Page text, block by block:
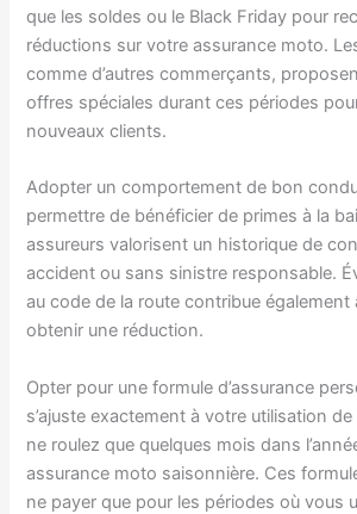
que les soldes ou le Black Friday pour
réductions sur votre assurance moto.
comme d’autres commerçants,
offres spéciales durant ces périodes
nouveaux clients.
Adopter un comportement de bon
permettre de bénéficier de primes à la
assureurs valorisent un historique de
accident ou sans sinistre responsable.
au code de la route contribue également
obtenir une réduction.
Opter pour une formule d’assurance
s’ajuste exactement à votre utilisation
ne roulez que quelques mois dans
assurance moto saisonnière. Ces
ne payer que pour les périodes où vous